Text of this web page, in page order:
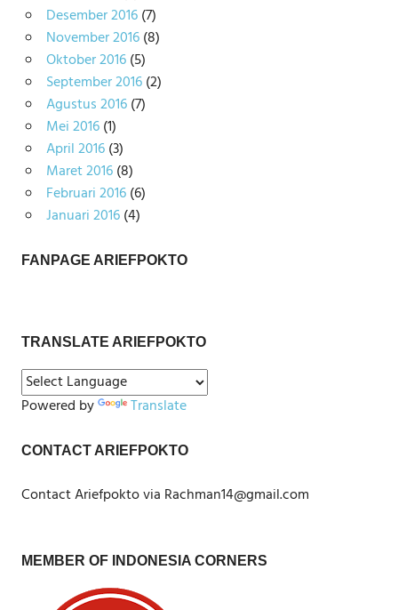
Desember 2016(7)
November 2016(8)
Oktober 2016(5)
September 2016(2)
Agustus 2016(7)
Mei 2016(1)
April 2016(3)
Maret 2016(8)
Februari 2016(6)
Januari 2016(4)
FANPAGE ARIEFPOKTO
TRANSLATE ARIEFPOKTO
Powered by Translate
CONTACT ARIEFPOKTO
Contact Ariefpokto via Rachman14@gmail.com
MEMBER OF INDONESIA CORNERS